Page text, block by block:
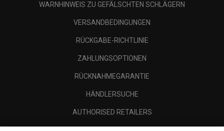
WARNHINWEIS ZU GEFÄLSCHTEN SCHLÄGERN
VERSANDBEDINGUNGEN
RÜCKGABE-RICHTLINIE
ZAHLUNGSOPTIONEN
RÜCKNAHMEGARANTIE
HÄNDLERSUCHE
AUTHORISED RETAILERS